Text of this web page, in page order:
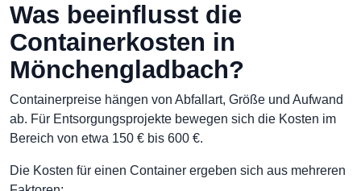
Was beeinflusst die
Containerkosten in
Mönchengladbach?
Containerpreise hängen von Abfallart, Größe und Aufwand
ab. Für Entsorgungsprojekte bewegen sich die Kosten im
Bereich von etwa 150 € bis 600 €.
Die Kosten für einen Container ergeben sich aus mehreren